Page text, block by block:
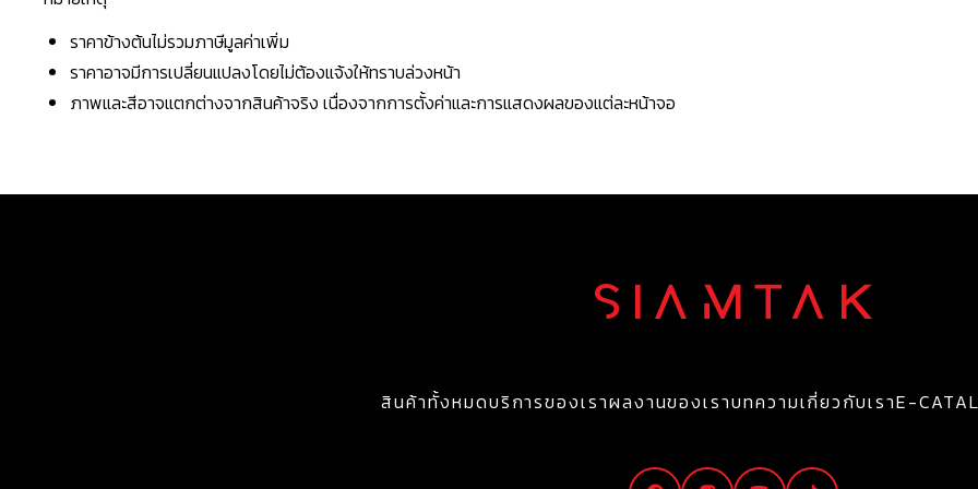
ราคาข้างต้นไม่รวมภาษีมูลค่าเพิ่ม
ราคาอาจมีการเปลี่ยนแปลงโดยไม่ต้องแจ้งให้ทราบล่วงหน้า
ภาพและสีอาจแตกต่างจากสินค้าจริง เนื่องจากการตั้งค่าและการแสดงผลของแต่ละหน้าจอ
สินค้าทั้งหมดบริการของเราผลงานของเราบทความเกี่ยวกับเราE-